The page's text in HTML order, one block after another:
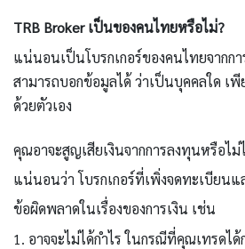
TRB Broker เป็นของคนไทยหรือไม่?
แน่นอนเป็นโบรกเกอร์ของคนไทยจากก
สามารถบอกข้อมูลได้ ว่าเป็นบุคคลใด เ
ด้วยตัวเอง
คุณอาจะสูญเสียเงินจากการลงทุนหรือไ
แน่นอนว่า โบรกเกอร์ที่เพิ่งจดทะเบียนแ
ข้อผิดพลาดในเรื่องของการเงิน เช่น
1. อาจจะไม่ได้กำไร ในกรณีที่คุณเทรดไ